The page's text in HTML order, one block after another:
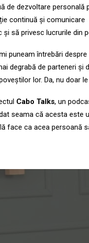
de dezvoltare
continuă și
să privesc lucrurile din
puneam întrebări
degrabă de parteneri
lor. Da, nu doar
Cabo Talks, un
seama că acesta este
face ca acea persoană